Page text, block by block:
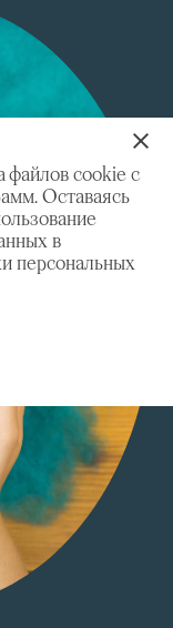
файлов cookie с
Оставаясь
в
персональных